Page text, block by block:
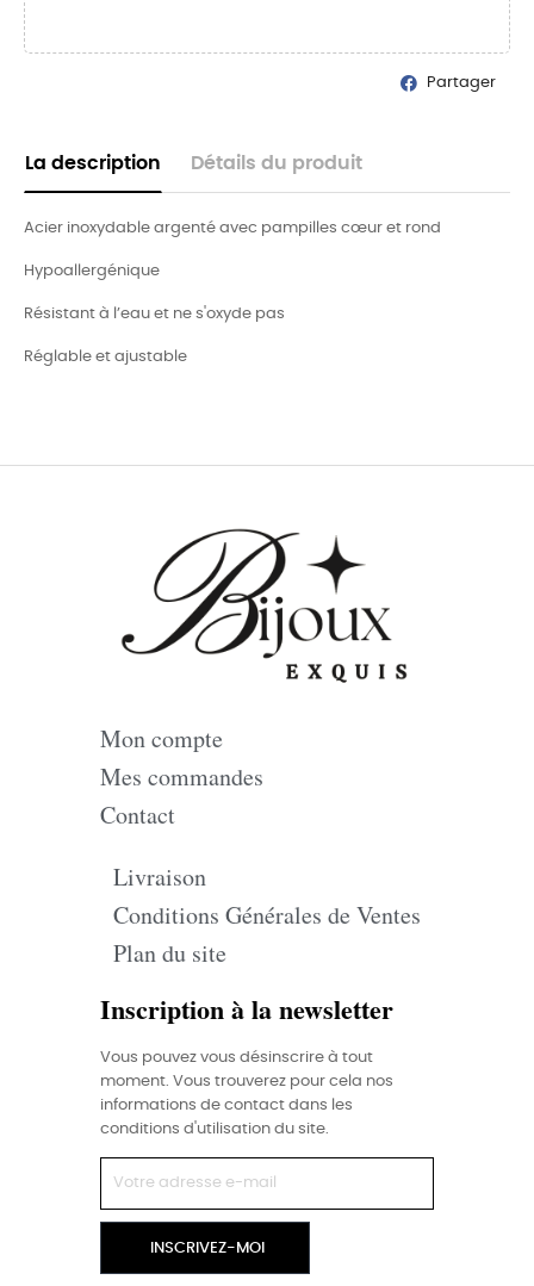
Partager
La description Détails du produit
Acier inoxydable argenté avec pampilles cœur et rond
Hypoallergénique
Résistant à l’eau et ne s'oxyde pas
Réglable et ajustable
Mon compte
Mes commandes
Contact
Livraison
Conditions Générales de Ventes
Plan du site
Inscription à la newsletter
Vous pouvez vous désinscrire à tout
moment. Vous trouverez pour cela nos
informations de contact dans les
conditions d'utilisation du site.
INSCRIVEZ-MOI